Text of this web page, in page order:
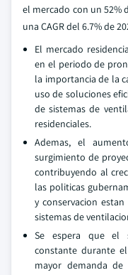
el mercado con un 52%
una CAGR del 6.7% de
El mercado
en el periodo de
la importancia de la
uso de soluciones
de sistemas de
residenciales.
Ademas, el
surgimiento de
contribuyendo al
las politicas
y conservacion
sistemas de
Se espera que el
constante durante
mayor demanda de